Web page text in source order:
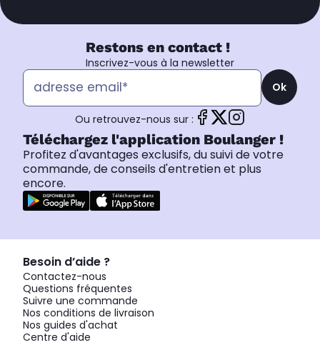
Restons en contact !
Inscrivez-vous à la newsletter
Ok
Ou retrouvez-nous sur :
Téléchargez l'application Boulanger !
Profitez d'avantages exclusifs, du suivi de votre
commande, de conseils d'entretien et plus
encore.
Besoin d’aide ?
Contactez-nous
Questions fréquentes
Suivre une commande
Nos conditions de livraison
Nos guides d'achat
Centre d'aide